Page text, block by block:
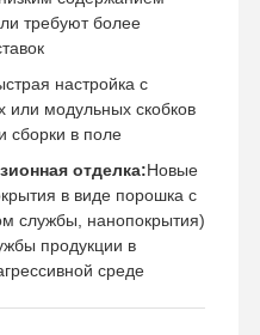
требуют более
настройка с
модульных скобков
сборки в поле
отделка:Новые
в виде порошка с
службы, нанопокрытия)
продукции в
среде